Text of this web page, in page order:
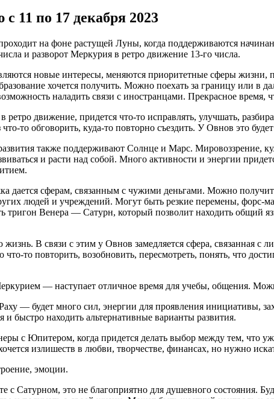
11 по 17 декабря 2023
на фоне растущей Луны, когда поддерживаются
и разворот Меркурия в ретро движение 13-го числа.
новые интересы, меняются приоритетные сферы
хочется получить. Можно поехать за границу или в
наладить связи с иностранцами. Прекрасное время,
движение, придется что-то исправлять, улучшать,
то обговорить, куда-то повторно съездить. У Овнов это
также поддерживают Солнце и Марс. Мировоззрение,
и расти над собой. Много активности и энергии
сферам, связанным с чужими деньгами. Можно
людей и учреждений. Могут быть резкие перемены, форс-
тригон Венера — Сатурн, который позволит находить общий
В связи с этим у Овнов замедляется сфера, связанная
то повторить, возобновить, пересмотреть, понять, что
— наступает отличное время для учебы, общения.
— будет много сил, энергии для проявления инициативы,
быстро находить альтернативные варианты развития.
с Юпитером, когда придется делать выбор между тем, что
излишеств в любви, творчестве, финансах, но нужно
эмоции.
Сатурном, это не благоприятно для душевного состояния.